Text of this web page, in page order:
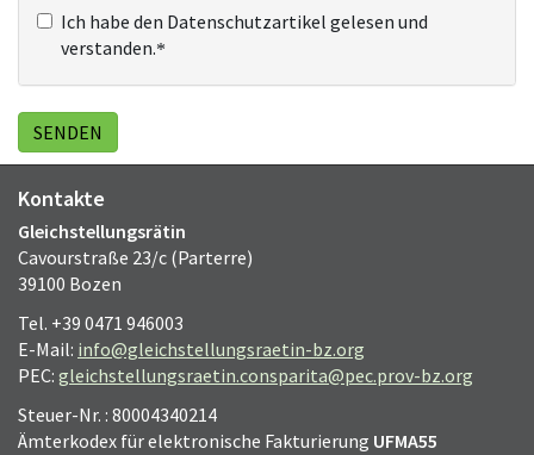
Ich habe den Datenschutzartikel gelesen und
verstanden.
Kontakte
Gleichstellungsrätin
Cavourstraße 23/c (Parterre)
39100 Bozen
Tel. +39 0471 946003
E-Mail: info@gleichstellungsraetin-bz.org
PEC: gleichstellungsraetin.consparita@pec.prov-bz.org
Steuer-Nr. : 80004340214
Ämterkodex für elektronische Fakturierung UFMA55